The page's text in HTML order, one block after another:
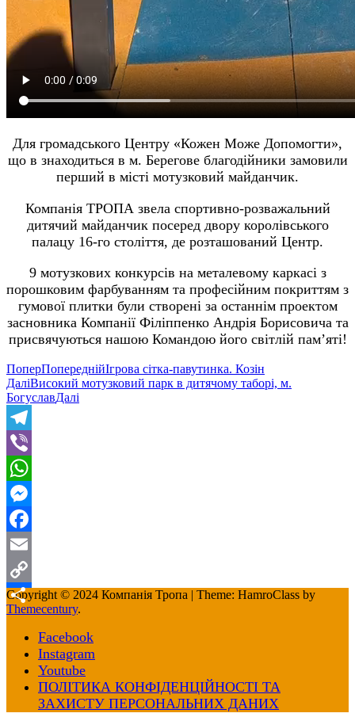
Для громадського Центру «Кожен Може Допомогти»,
що в знаходиться в м. Берегове благодійники замовили
перший в місті мотузковий майданчик.
Компанія ТРОПА звела спортивно-розважальний
дитячий майданчик посеред двору королівського
палацу 16-го століття, де розташований Центр.
9 мотузкових конкурсів на металевому каркасі з
порошковим фарбуванням та професійним покриттям з
гумової плитки були створені за останнім проектом
засновника Компанії Філіппенко Андрія Борисовича та
присвячуються нашою Командою його світлій пам’яті!
ПоперПопереднійІгрова сітка-павутинка. Козін
ДаліВисокий мотузковий парк в дитячому таборі, м.
БогуславДалі
Telegram
Viber
WhatsApp
Messenger
Facebook
Email
Copy
Copyright © 2024 Компанія Тропа | Theme: HamroClass by
Themecentury.
Facebook
Instagram
Youtube
ПОЛІТИКА КОНФІДЕНЦІЙНОСТІ ТА
ЗАХИСТУ ПЕРСОНАЛЬНИХ ДАНИХ